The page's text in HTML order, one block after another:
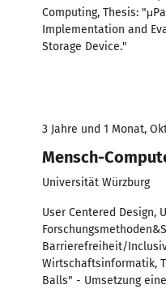
Computing, Thesis:
Implementation and
Storage Device."
3 Jahre und 1 Monat,
Mensch-
Universität Würzburg
User Centered Design,
Barrierefreiheit/
Wirtschaftsinformatik,
Balls" - Umsetzung